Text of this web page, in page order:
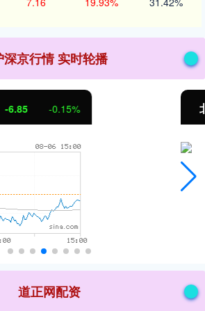
深京行情 实时轮播
1122.88 3.42
道正网配资